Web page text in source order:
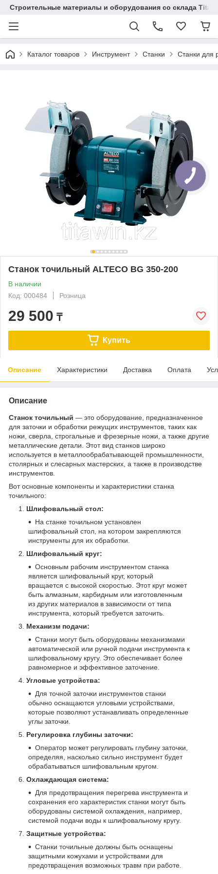
Строительные материалы и оборудования со склада
Каталог товаров Инструмент Станки Станки для
Станок точильный ALTECO BG 350-200
В наличии
Код: 000484
Розница
29 500 ₸
Купить
Описание Характеристики Доставка Оплата
Описание
Станок точильный — это оборудование, предназначенное
для заточки и обработки режущих инструментов, таких как
ножи, сверла, строгальные и фрезерные ножи, а также другие
металлические детали. Этот вид станков широко
используется в металлообрабатывающей промышленности,
столярных и слесарных мастерских, а также в производстве
инструментов.
Вот основные компоненты и характеристики станка
точильного:
Шлифовальный стол:
На станке точильном установлен
шлифовальный стол, на котором закрепляются
инструменты для их обработки.
Шлифовальный круг:
Основным рабочим инструментом станка
является шлифовальный круг, который
вращается с высокой скоростью. Этот круг может
быть алмазным, карбидным или изготовленным
из других материалов в зависимости от типа
инструмента, который требуется заточить.
Механизм подачи:
Станки могут быть оборудованы механизмами
автоматической или ручной подачи инструмента к
шлифовальному кругу. Это обеспечивает более
равномерное и эффективное заточение.
Угловые устройства:
Для точной заточки инструментов станки
обычно оснащаются угловыми устройствами,
которые позволяют устанавливать определенные
углы заточки.
Регулировка глубины заточки:
Оператор может регулировать глубину заточки,
определяя, насколько сильно инструмент будет
обрабатываться шлифовальным кругом.
Охлаждающая система:
Для предотвращения перегрева инструмента и
сохранения его характеристик станки могут быть
оборудованы системой охлаждения, например,
системой подачи воды к шлифовальному кругу.
Защитные устройства:
Станки точильные должны быть оснащены
защитными кожухами и устройствами для
предотвращения возможных травм при работе.